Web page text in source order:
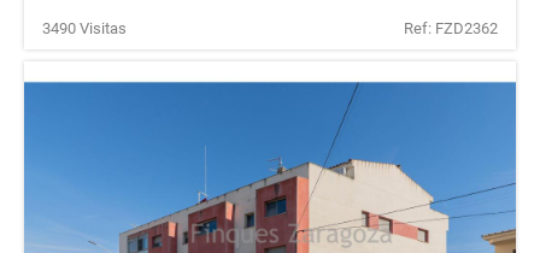
3490 Visitas Ref: FZD2362